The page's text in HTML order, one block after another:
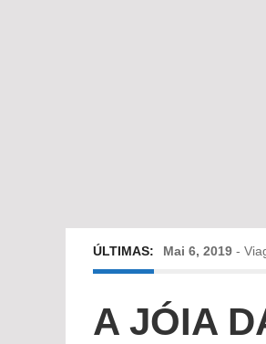
ÚLTIMAS: Mai 6, 2019 -
A JÓIA